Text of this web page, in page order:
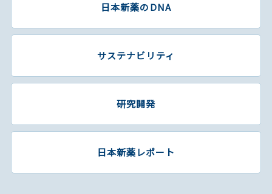
日本新薬のDNA
サステナビリティ
研究開発
日本新薬レポート